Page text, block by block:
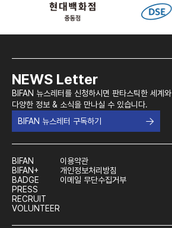
NEWS Letter
BIFAN 뉴스레터를 신청하시면 판타스틱한 세계와
다양한 정보 & 소식을 만나실 수 있습니다.
BIFAN 뉴스레터 구독하기
BIFAN
BIFAN+
BADGE
PRESS
RECRUIT
VOLUNTEER
이용약관
개인정보처리방침
이메일 무단수집거부